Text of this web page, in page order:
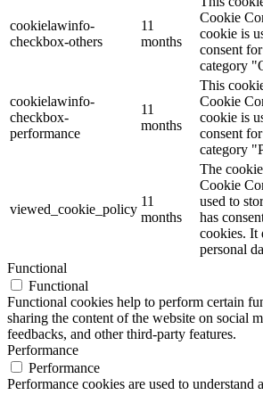
cookielawinfo-
checkbox-others
11
months
Cookie
cookie is
consent
category
cookielawinfo-
checkbox-
performance
11
months
This
Cookie
cookie is
consent
category
viewed_cookie_policy
11
months
The
Cookie
used to
has
cookies. It
personal
Functional
Functional
Functional cookies help to perform certain
sharing the content of the website on social
feedbacks, and other third-party features.
Performance
Performance
Performance cookies are used to understand